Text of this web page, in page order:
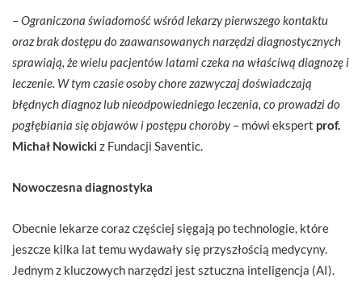
–Ograniczona świadomość wśród lekarzy pierwszego kontaktu
oraz brak dostępu do zaawansowanych narzędzi diagnostycznych
sprawiają, że wielu pacjentów latami czeka na właściwą diagnozę i
leczenie. W tym czasie osoby chore zazwyczaj doświadczają
błędnych diagnoz lub nieodpowiedniego leczenia, co prowadzi do
pogłębiania się objawów i postępu choroby– mówi ekspert prof.
Michał Nowicki z Fundacji Saventic.
Nowoczesna diagnostyka
Obecnie lekarze coraz częściej sięgają po technologie, które
jeszcze kilka lat temu wydawały się przyszłością medycyny.
Jednym z kluczowych narzędzi jest sztuczna inteligencja (AI).